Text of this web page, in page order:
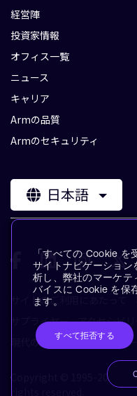
経営陣
投資家情報
オフィス一覧
ニュース
キャリア
Armの品質
Armのセキュリティ
日本語
サイトのご利用にあたって
サプライヤー アクセシビ
現代の奴隷制に対するステ
Copyright © 1995-2026
rights reserved.
「すべての Cookie を
サイトナビゲーション
析し、弊社のマーケテ
バイスに Cookie を保
ます。
すべて拒否する